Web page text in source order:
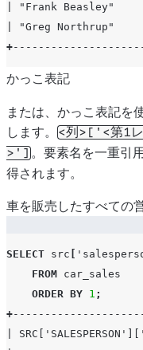
| "Frank Beasley"
| "Greg Northrup"
+
かっこ表記
または、かっこ表記を
します。
<列>['<第1
>'] 。要素名を一重引
得されます。
車を販売したすべての
SELECT src
FROM car_sales
ORDER BY 1 ;
+
|